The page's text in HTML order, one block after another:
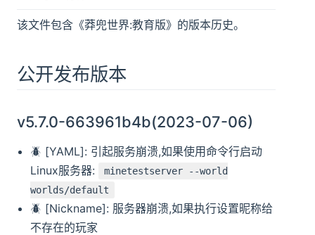
该文件包含《莽兜世界:教育版》的版本历史。
公开发布版本
v5.7.0-663961b4b(2023-07-06)
🪲 [YAML]: 引起服务崩溃,如果使用命令行启动
Linux服务器:
minetestserver --world
worlds/default
🪲 [Nickname]: 服务器崩溃,如果执行设置昵称给
不存在的玩家